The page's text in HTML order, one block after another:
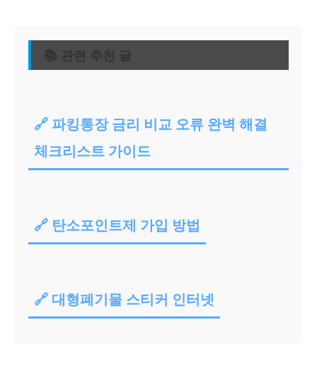
📚 관련 추천 글
🔗 파킹통장 금리 비교 오류 완벽 해결
체크리스트 가이드
🔗 탄소포인트제 가입 방법
🔗 대형폐기물 스티커 인터넷